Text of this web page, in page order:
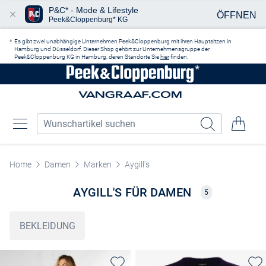
Es gibt zwei unabhängige Unternehmen Peek&Cloppenburg mit ihren Hauptsitzen in
Hamburg und Düsseldorf. Dieser Shop gehört zur Unternehmensgruppe der
Peek&Cloppenburg KG in Hamburg, deren Standorte Sie hierfinden.
Home Damen Marken Aygill's
AYGILL'S FÜR DAMEN 5
BEKLEIDUNG
P&C* - Mode & Lifestyle
Peek&Cloppenburg* KG ÖFFNEN